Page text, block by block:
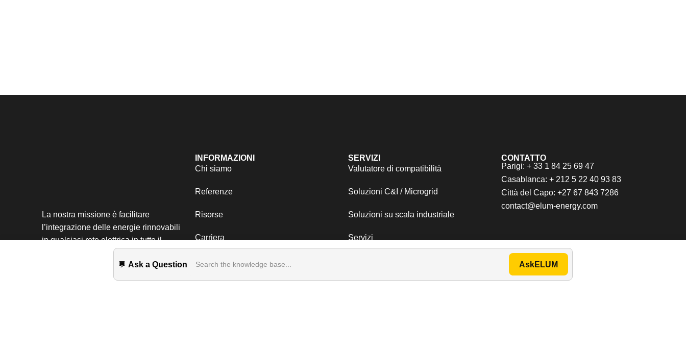
La nostra missione è facilitare
l’integrazione delle energie rinnovabili
in qualsiasi rete elettrica in tutto il
INFORMAZIONI
Chi siamo
Referenze
Risorse
Carriera
SERVIZI
Valutatore di compatibilità
Soluzioni C&I / Microgrid
Soluzioni su scala industriale
Servizi
CONTATTO
Parigi: + 33 1 84 25 69 47
Casablanca: + 212 5 22 40 93 83
Città del Capo: +27 67 843 7286
contact@elum-energy.com
💬 Ask a Question Search the knowledge base... AskELUM